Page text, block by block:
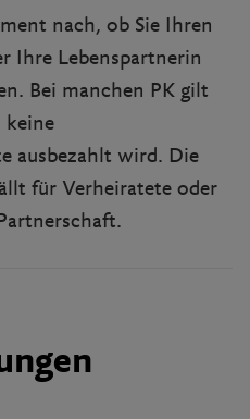
nach, ob Sie Ihren
Ihre Lebenspartnerin
Bei manchen PK gilt
keine
ausbezahlt wird. Die
für Verheiratete oder